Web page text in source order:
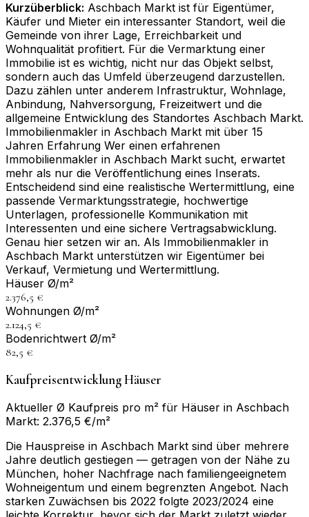
Kurzüberblick: Aschbach Markt ist für Eigentümer,
Käufer und Mieter ein interessanter Standort, weil die
Gemeinde von ihrer Lage, Erreichbarkeit und
Wohnqualität profitiert. Für die Vermarktung einer
Immobilie ist es wichtig, nicht nur das Objekt selbst,
sondern auch das Umfeld überzeugend darzustellen.
Dazu zählen unter anderem Infrastruktur, Wohnlage,
Anbindung, Nahversorgung, Freizeitwert und die
allgemeine Entwicklung des Standortes Aschbach Markt.
Immobilienmakler in Aschbach Markt mit über 15
Jahren Erfahrung Wer einen erfahrenen
Immobilienmakler in Aschbach Markt sucht, erwartet
mehr als nur die Veröffentlichung eines Inserats.
Entscheidend sind eine realistische Wertermittlung, eine
passende Vermarktungsstrategie, hochwertige
Unterlagen, professionelle Kommunikation mit
Interessenten und eine sichere Vertragsabwicklung.
Genau hier setzen wir an. Als Immobilienmakler in
Aschbach Markt unterstützen wir Eigentümer bei
Verkauf, Vermietung und Wertermittlung.
Häuser Ø/m²
2.376,5 €
Wohnungen Ø/m²
2.124,5 €
Bodenrichtwert Ø/m²
82,5 €
Kaufpreisentwicklung Häuser
Aktueller Ø Kaufpreis pro m² für Häuser in Aschbach
Markt: 2.376,5 €/m²
Die Hauspreise in Aschbach Markt sind über mehrere
Jahre deutlich gestiegen — getragen von der Nähe zu
München, hoher Nachfrage nach familiengeeignetem
Wohneigentum und einem begrenzten Angebot. Nach
starken Zuwächsen bis 2022 folgte 2023/2024 eine